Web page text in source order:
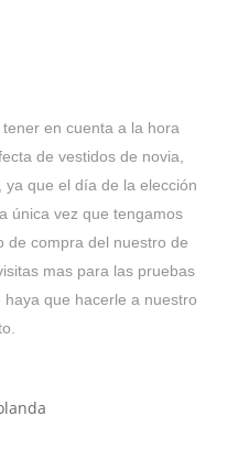
en cuenta a la hora
de vestidos de novia,
que el día de la elección
única vez que tengamos
de compra del nuestro de
mas para las pruebas
que hacerle a nuestro